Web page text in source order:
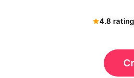
4.8 rating